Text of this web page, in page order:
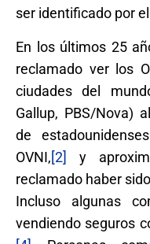
ser identificado por
En los últimos 25
reclamado ver los
ciudades del
Gallup, PBS/Nova)
de
OVNI,[2]
y
reclamado haber
Incluso algunas
vendiendo seguros